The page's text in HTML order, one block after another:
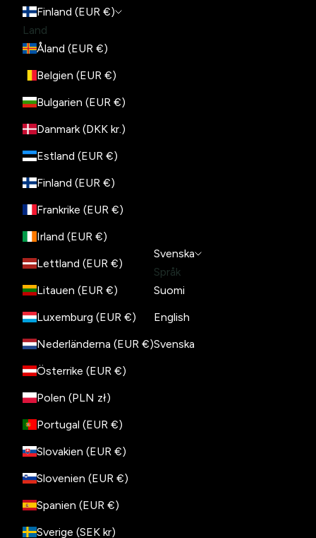
Finland (EUR €)
Land
Åland (EUR €)
Belgien (EUR €)
Bulgarien (EUR €)
Danmark (DKK kr.)
Estland (EUR €)
Finland (EUR €)
Frankrike (EUR €)
Irland (EUR €)
Lettland (EUR €)
Litauen (EUR €)
Luxemburg (EUR €)
Nederländerna (EUR €)
Österrike (EUR €)
Polen (PLN zł)
Portugal (EUR €)
Slovakien (EUR €)
Slovenien (EUR €)
Spanien (EUR €)
Sverige (SEK kr)
Svenska
Språk
Suomi
English
Svenska